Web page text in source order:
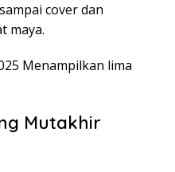
cover dan
maya.
Menampilkan lima
Mutakhir